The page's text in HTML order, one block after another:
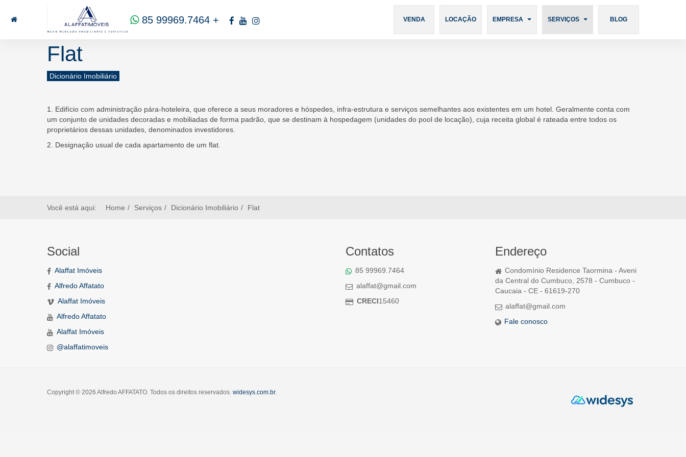
85 99969.7464
85 99969.7464 + VENDA LOCAÇÃO EMPRESA SERVIÇOS BLOG
Flat
Dicionário Imobiliário
1. Edifício com administração pára-hoteleira, que oferece a seus moradores e hóspedes, infra-estrutura e serviços semelhantes aos existentes em um hotel. Geralmente conta com
um conjunto de unidades decoradas e mobiliadas de forma padrão, que se destinam à hospedagem (unidades do pool de locação), cuja receita global é rateada entre todos os
proprietários dessas unidades, denominados investidores.
2. Designação usual de cada apartamento de um flat.
Você está aqui: Home Serviços Dicionário Imobiliário Flat
Social
Alaffat Imóveis
Alfredo Affatato
Alaffat Imóveis
Alfredo Affatato
Alaffat Imóveis
@alaffatimoveis
Contatos
85 99969.7464
alaffat@gmail.com
CRECI15460
Endereço
Condomínio Residence Taormina - Aveni
da Central do Cumbuco, 2578 - Cumbuco -
Caucaia - CE - 61619-270
alaffat@gmail.com
Fale conosco
Copyright © 2026 Alfredo AFFATATO. Todos os direitos reservados. widesys.com.br.